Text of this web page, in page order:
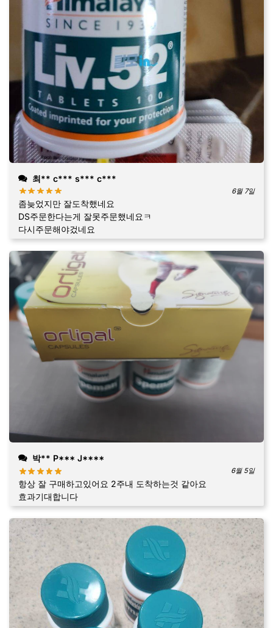
최** c*** s*** c***
6월 7일
좀늦었지만 잘도착했네요
DS주문한다는게 잘못주문했네요ㅋ
다시주문해야겄네요
박** P*** J****
6월 5일
항상 잘 구매하고있어요 2주내 도착하는것 같아요
효과기대합니다